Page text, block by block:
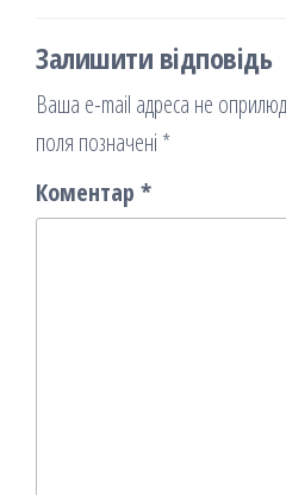
Залишити відповідь
Ваша e-mail адреса не
поля позначені *
Коментар *